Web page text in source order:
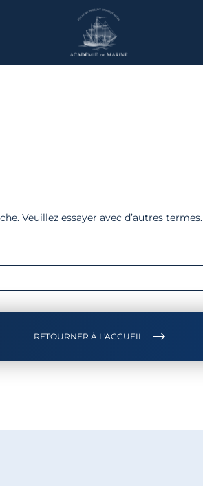
Veuillez essayer avec d’autres termes.
RETOURNER À L'ACCUEIL